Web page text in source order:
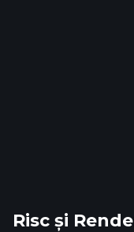
Risc și